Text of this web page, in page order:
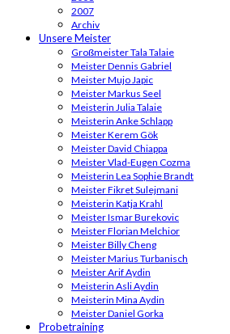
2007
Archiv
Unsere Meister
Großmeister Tala Talaie
Meister Dennis Gabriel
Meister Mujo Japic
Meister Markus Seel
Meisterin Julia Talaie
Meisterin Anke Schlapp
Meister Kerem Gök
Meister David Chiappa
Meister Vlad-Eugen Cozma
Meisterin Lea Sophie Brandt
Meister Fikret Sulejmani
Meisterin Katja Krahl
Meister Ismar Burekovic
Meister Florian Melchior
Meister Billy Cheng
Meister Marius Turbanisch
Meister Arif Aydin
Meisterin Asli Aydin
Meisterin Mina Aydin
Meister Daniel Gorka
Probetraining